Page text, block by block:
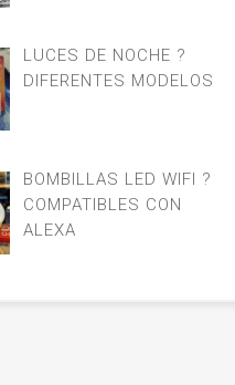
LUCES DE NOCHE ?
DIFERENTES MODELOS
BOMBILLAS LED WIFI ?
COMPATIBLES CON
ALEXA